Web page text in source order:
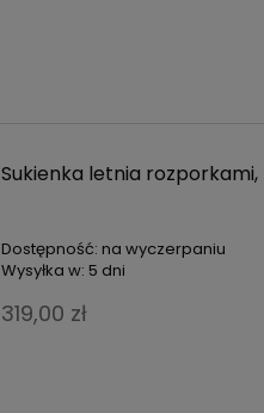
Sukienka letnia
Dostępność: na wyczerpaniu
Wysyłka w: 5 dni
319,00 zł